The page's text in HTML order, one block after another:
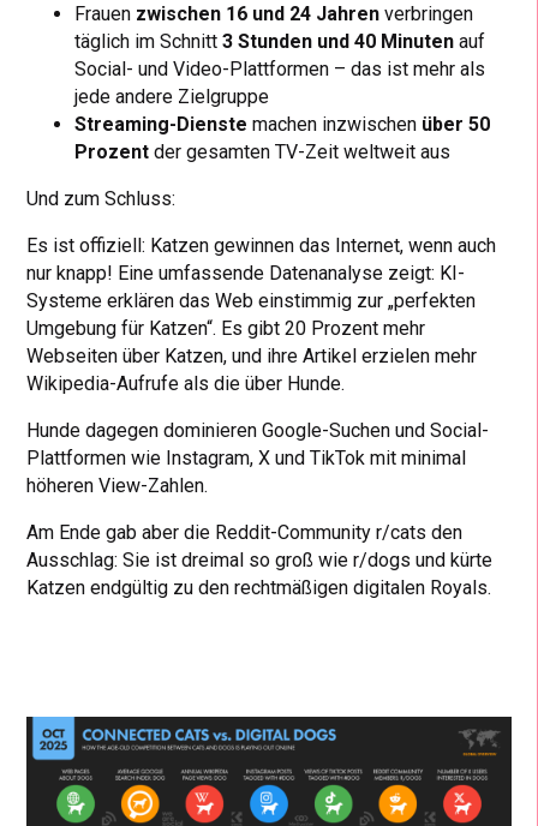
Frauen zwischen 16 und 24 Jahren verbringen
täglich im Schnitt3 Stunden und 40 Minuten auf
Social- und Video-Plattformen – das ist mehr als
jede andere Zielgruppe
Streaming-Dienste machen inzwischen über 50
Prozent der gesamten TV-Zeit weltweit aus
Und zum Schluss:
Es ist offiziell: Katzen gewinnen das Internet, wenn auch
nur knapp! Eine umfassende Datenanalyse zeigt: KI-
Systeme erklären das Web einstimmig zur „perfekten
Umgebung für Katzen“. Es gibt 20 Prozent mehr
Webseiten über Katzen, und ihre Artikel erzielen mehr
Wikipedia-Aufrufe als die über Hunde.
Hunde dagegen dominieren Google-Suchen und Social-
Plattformen wie Instagram, X und TikTok mit minimal
höheren View-Zahlen.
Am Ende gab aber die Reddit-Community r/cats den
Ausschlag: Sie ist dreimal so groß wie r/dogs und kürte
Katzen endgültig zu den rechtmäßigen digitalen Royals.